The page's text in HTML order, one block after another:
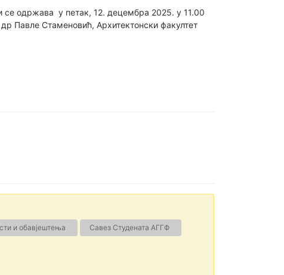
се одржава у петак, 12. децембра 2025. у 11.00
Павле Стаменовић, Архитектонски факултет
и обавјештења Савез Студената АГГФ